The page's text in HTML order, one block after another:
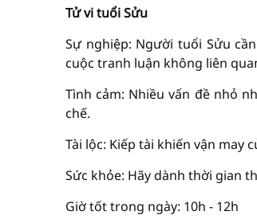
Tử vi tuổi Sửu
Sự nghiệp: Người tuổi Sửu
cuộc tranh luận không liên
Tình cảm: Nhiều vấn đề nhỏ
chế.
Tài lộc: Kiếp tài khiến vận may
Sức khỏe: Hãy dành thời gian
Giờ tốt trong ngày: 10h - 12h